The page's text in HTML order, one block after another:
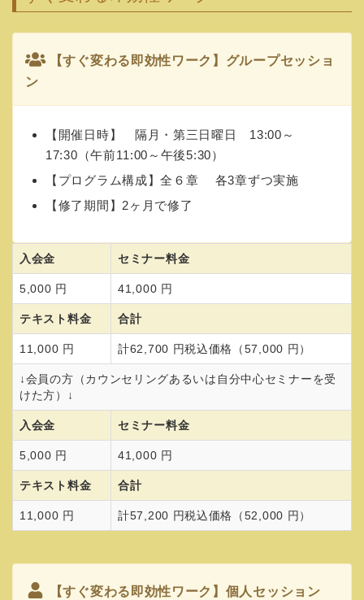
【すぐ変わる即効性ワーク】グループセッショ
ン
【開催日時】 隔月・第三日曜日 13:00～
17:30（午前11:00～午後5:30）
【プログラム構成】全６章 各3章ずつ実施
【修了期間】2ヶ月で修了
入会金 セミナー料金
5,000 円 41,000 円
テキスト料金 合計
11,000 円 計62,700 円税込価格（57,000 円）
↓会員の方（カウンセリングあるいは自分中心セミナーを受
けた方）↓
入会金 セミナー料金
5,000 円 41,000 円
テキスト料金 合計
11,000 円 計57,200 円税込価格（52,000 円）
【すぐ変わる即効性ワーク】個人セッション